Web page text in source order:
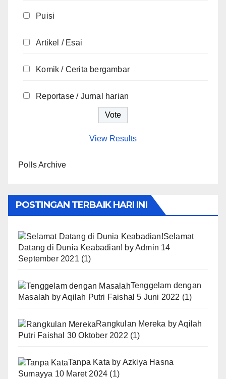
Puisi
Artikel / Esai
Komik / Cerita bergambar
Reportase / Jurnal harian
View Results
Polls Archive
POSTINGAN TERBAIK HARI INI
Selamat
Datang di Dunia Keabadian! byAdmin 14
September 2021 (1)
Tenggelam dengan
Masalah byAqilah Putri Faishal 5 Juni 2022 (1)
Rangkulan Mereka byAqilah
Putri Faishal 30 Oktober 2022 (1)
Tanpa Kata by Azkiya Hasna
Sumayya 10 Maret 2024 (1)